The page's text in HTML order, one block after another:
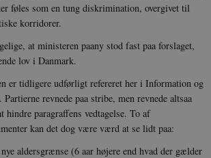
føles som en tung diskrimination, overgivet til
korridorer.
at ministeren paany stod fast paa forslaget,
lov i Danmark.
er tidligere udførligt refereret her i Information og
revnede paa stribe, men revnede altsaa
paragraffens vedtagelse. To af
kan det dog være værd at se lidt paa:
aldersgrænse (6 aar højere end hvad der gælder